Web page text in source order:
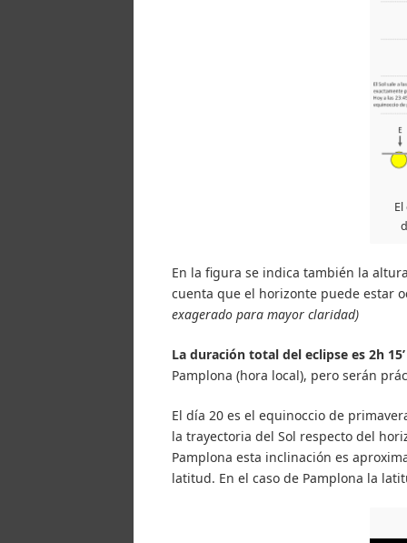
En la figura se indica también la
cuenta que el horizonte puede estar
exagerado para mayor claridad)
La duración total del eclipse es 2h 15’
Pamplona (hora local), pero serán
El día 20 es el equinoccio de
la trayectoria del Sol respecto del
Pamplona esta inclinación es
latitud. En el caso de Pamplona la